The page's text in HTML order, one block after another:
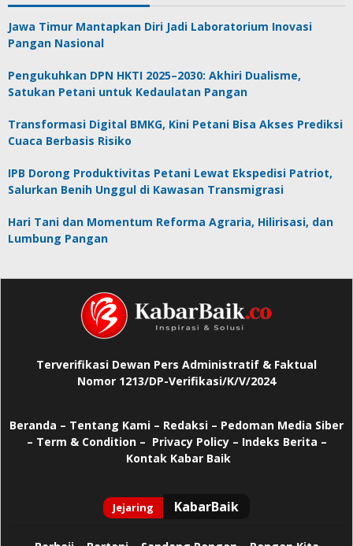
Jawa Timur Mantapkan Diri Jadi Laboratorium Inovasi
Pangan Nasional
Pengukuhkan DPN HKTI 2025–2030: Akhiri Dualisme,
Satukan Petani untuk Kedaulatan Pangan
Transformasi Digital BMKG, Kini Petani Bisa Akses Prediksi
Cuaca Berbasis Risiko
IPB Dorong Produktivitas Petani Lewat Ekspedisi Patriot,
Salurkan Benih Unggul di Kawasan Transmigrasi
Hari Tani dan Momentum Reforma Agraria, Hilirisasi, dan
Lumbung Pangan
Terverifikasi Dewan Pers Administratif & Faktual
Nomor 1213/DP-Verifikasi/K/V/2024
Beranda – Tentang Kami – Redaksi – Pedoman Media Siber
– Term & Condition – Privacy Policy– Indeks Berita –
Kontak Kabar Baik